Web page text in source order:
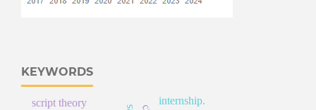
KEYWORDS
script theory internship.